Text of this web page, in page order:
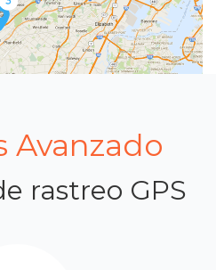
Avanzado
rastreo GPS